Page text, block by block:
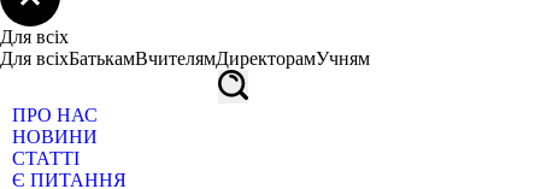
Для всіх
Для всіхБатькамВчителямДиректорамУчням
ПРО НАС
НОВИНИ
СТАТТІ
Є ПИТАННЯ